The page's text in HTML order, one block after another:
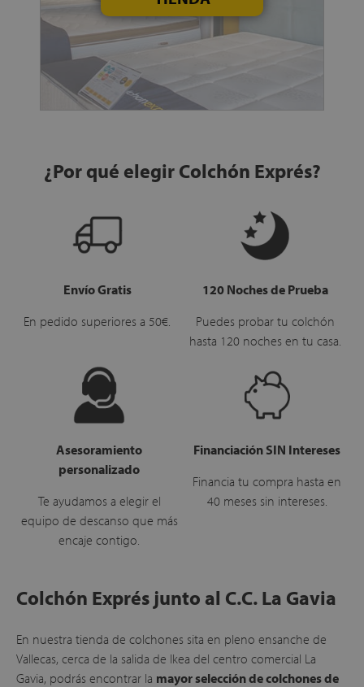
¿Por qué elegir Colchón Exprés?
Envío Gratis
En pedido superiores a 50€.
120 Noches de Prueba
Puedes probar tu colchón
hasta 120 noches en tu casa.
Asesoramiento
personalizado
Te ayudamos a elegir el
equipo de descanso que más
encaje contigo.
Financiación SIN Intereses
Financia tu compra hasta en
40 meses sin intereses.
Colchón Exprés junto al C.C. La Gavia
En nuestra tienda de colchones sita en pleno ensanche de
Vallecas, cerca de la salida de Ikea del centro comercial La
Gavia, podrás encontrar la mayor selección de colchones de